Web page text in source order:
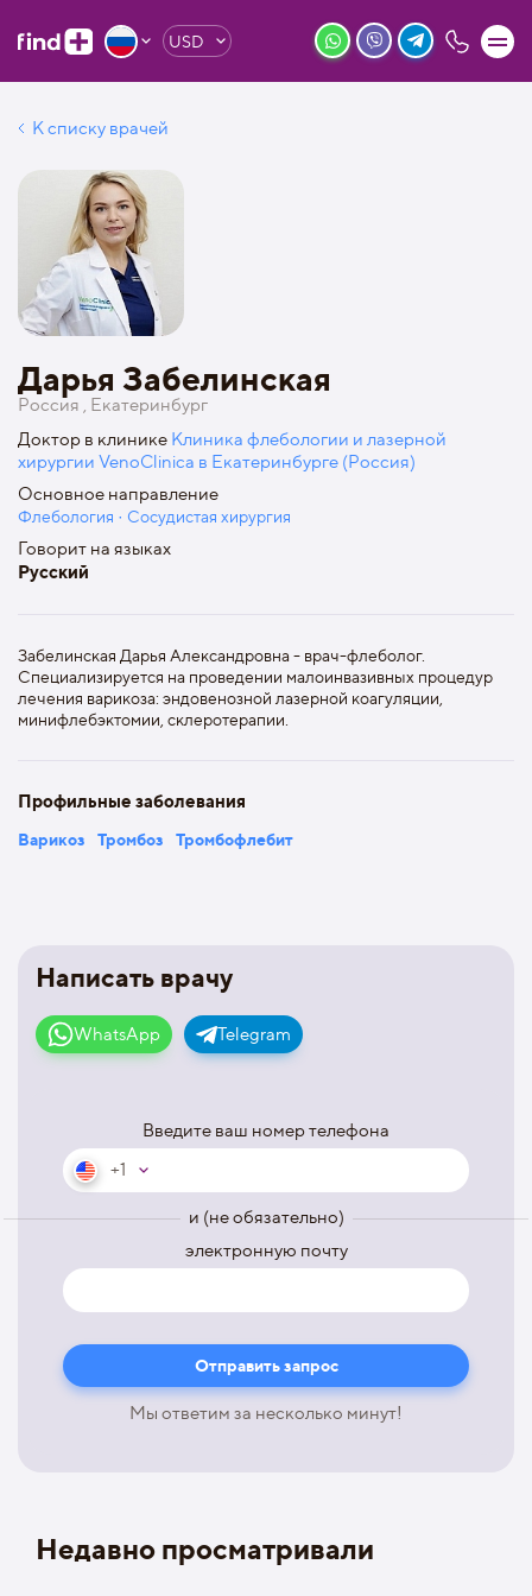
USD
К списку врачей
Написать врачу
WhatsApp Telegram
Введите ваш номер телефона
+1
и (не обязательно)
электронную почту
Мы ответим за несколько минут!
Дарья Забелинская
Россия , Екатеринбург
Доктор в клинике Клиника флебологии и лазерной
хирургии VenoClinica в Екатеринбурге (Россия)
Основное направление
Флебология · Сосудистая хирургия
Говорит на языках
Русский
Забелинская Дарья Александровна - врач-флеболог.
Специализируется на проведении малоинвазивных процедур
лечения варикоза: эндовенозной лазерной коагуляции,
минифлебэктомии, склеротерапии.
Профильные заболевания
Варикоз Тромбоз Тромбофлебит
Недавно просматривали